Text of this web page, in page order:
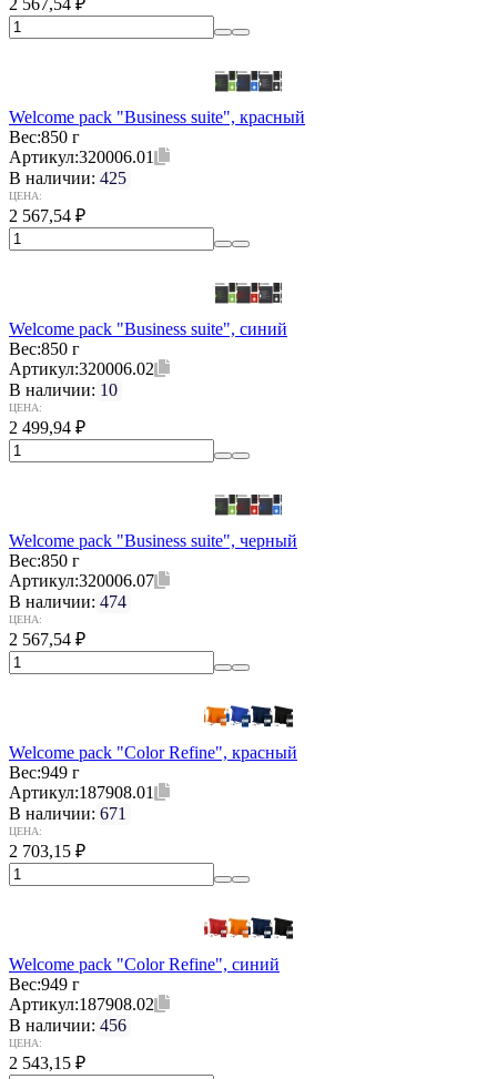
2 567,54 ₽
Welcome pack "Business suite", красный
Вес:850 г
Артикул:320006.01
В наличии: 425
ЦЕНА:
2 567,54 ₽
Welcome pack "Business suite", синий
Вес:850 г
Артикул:320006.02
В наличии: 10
ЦЕНА:
2 499,94 ₽
Welcome pack "Business suite", черный
Вес:850 г
Артикул:320006.07
В наличии: 474
ЦЕНА:
2 567,54 ₽
Welcome pack "Color Refine", красный
Вес:949 г
Артикул:187908.01
В наличии: 671
ЦЕНА:
2 703,15 ₽
Welcome pack "Color Refine", синий
Вес:949 г
Артикул:187908.02
В наличии: 456
ЦЕНА:
2 543,15 ₽